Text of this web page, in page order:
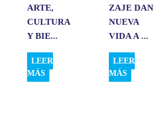
ARTE,
CULTURA
Y BIE...
LEER
MÁS
ZAJE DAN
NUEVA
VIDA A ...
LEER
MÁS